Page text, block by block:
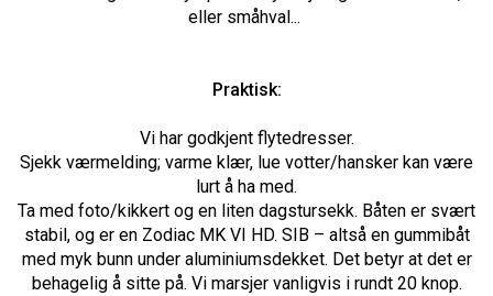
eller småhval...
Praktisk:
Vi har godkjent flytedresser.
Sjekk værmelding; varme klær, lue votter/hansker kan være
lurt å ha med.
Ta med foto/kikkert og en liten dagstursekk. Båten er svært
stabil, og er en Zodiac MK VI HD. SIB – altså en gummibåt
med myk bunn under aluminiumsdekket. Det betyr at det er
behagelig å sitte på. Vi marsjer vanligvis i rundt 20 knop.